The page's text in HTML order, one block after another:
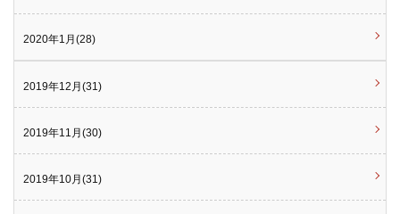
2020年1月(28)
2019年12月(31)
2019年11月(30)
2019年10月(31)